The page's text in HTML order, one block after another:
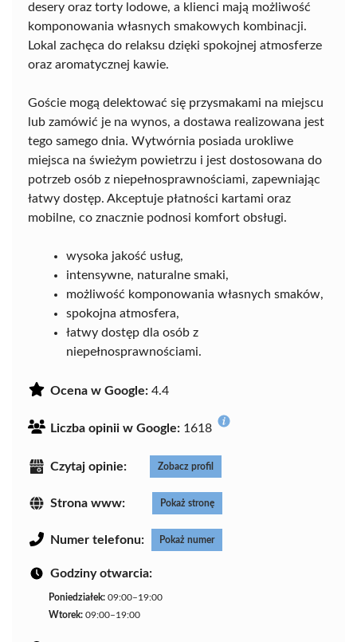
desery oraz torty lodowe, a klienci mają możliwość
komponowania własnych smakowych kombinacji.
Lokal zachęca do relaksu dzięki spokojnej atmosferze
oraz aromatycznej kawie.
Goście mogą delektować się przysmakami na miejscu
lub zamówić je na wynos, a dostawa realizowana jest
tego samego dnia. Wytwórnia posiada urokliwe
miejsca na świeżym powietrzu i jest dostosowana do
potrzeb osób z niepełnosprawnościami, zapewniając
łatwy dostęp. Akceptuje płatności kartami oraz
mobilne, co znacznie podnosi komfort obsługi.
wysoka jakość usług,
intensywne, naturalne smaki,
możliwość komponowania własnych smaków,
spokojna atmosfera,
łatwy dostęp dla osób z
niepełnosprawnościami.
Ocena w Google: 4.4
Liczba opinii w Google: 1618
Czytaj opinie: Zobacz profil
Strona www: Pokaż stronę
Numer telefonu: Pokaż numer
Godziny otwarcia:
Poniedziałek: 09:00–19:00
Wtorek: 09:00–19:00